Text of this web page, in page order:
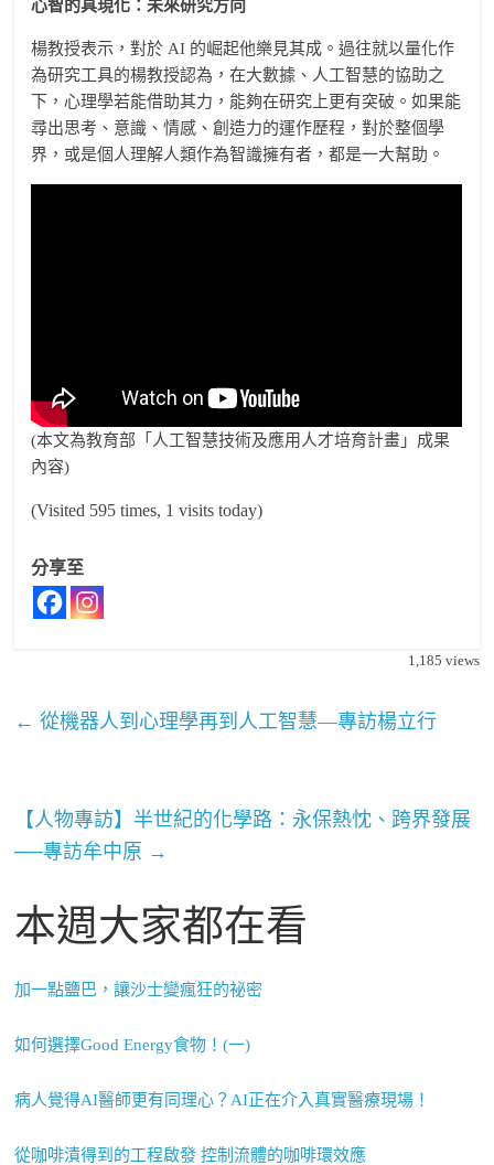
心智的具現化：未來研究方向
楊教授表示，對於 AI 的崛起他樂見其成。過往就以量化作
為研究工具的楊教授認為，在大數據、人工智慧的協助之
下，心理學若能借助其力，能夠在研究上更有突破。如果能
尋出思考、意識、情感、創造力的運作歷程，對於整個學
界，或是個人理解人類作為智識擁有者，都是一大幫助。
(本文為教育部「人工智慧技術及應用人才培育計畫」成果
內容)
(Visited 595 times, 1 visits today)
分享至
1,185 views
← 從機器人到心理學再到人工智慧—專訪楊立行
【人物專訪】半世紀的化學路：永保熱忱、跨界發展
──專訪牟中原 →
本週大家都在看
加一點鹽巴，讓沙士變瘋狂的祕密
如何選擇Good Energy食物！(一)
病人覺得AI醫師更有同理心？AI正在介入真實醫療現場！
從咖啡漬得到的工程啟發 控制流體的咖啡環效應